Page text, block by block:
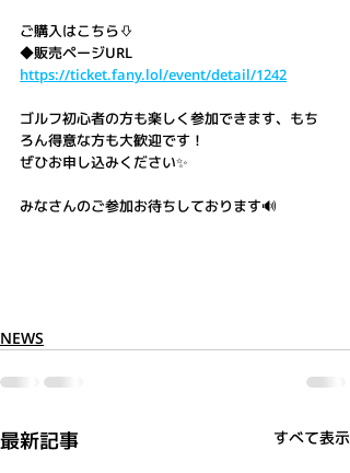
ご購入はこちら⇩
◆販売ページURL
https://ticket.fany.lol/event/detail/1242
ゴルフ初心者の方も楽しく参加できます、もち
ろん得意な方も大歓迎です！
ぜひお申し込みください✨
みなさんのご参加お待ちしております🔊
NEWS
最新記事 すべて表示